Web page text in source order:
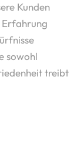
Kunden
sowohl
treibt